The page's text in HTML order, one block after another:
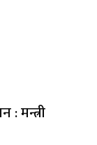
मन्त्री